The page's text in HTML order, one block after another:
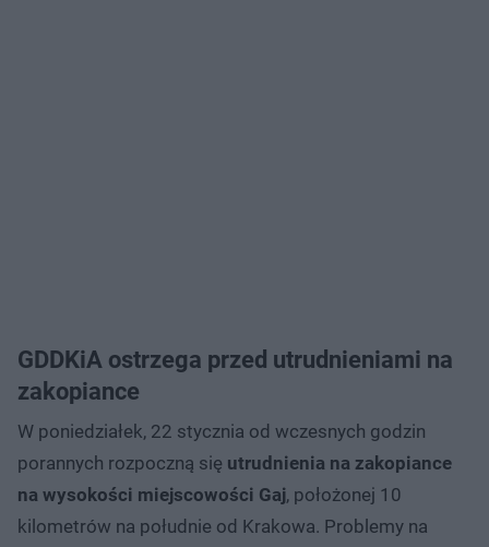
GDDKiA ostrzega przed utrudnieniami na
zakopiance
W poniedziałek, 22 stycznia od wczesnych godzin
porannych rozpoczną się utrudnienia na zakopiance
na wysokości miejscowości Gaj, położonej 10
kilometrów na południe od Krakowa. Problemy na